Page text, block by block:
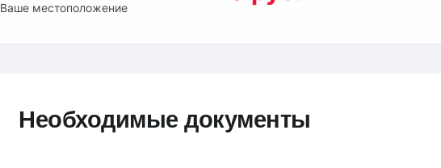
Ваше местоположение
Необходимые документы